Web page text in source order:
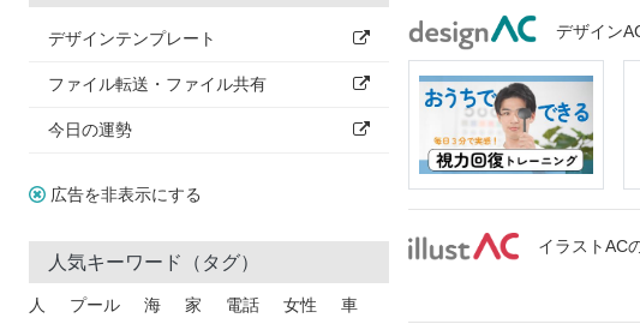
デザインテンプレート
ファイル転送・ファイル共有
今日の運勢
広告を非表示にする
人気キーワード（タグ）
人 プール 海 家 電話 女性 車
デザイン
イラストAC